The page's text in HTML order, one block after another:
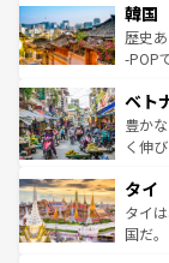
ワイを、存
はコ
いる
ビン
い。
参照し
ン）
と山
驚き
容に
照し
韓国
歴史
-POP
き、
でき
まで
リテ
覧を
ベト
豊か
く伸
急速
ーチ
醸し
タイ
タイ
国だ